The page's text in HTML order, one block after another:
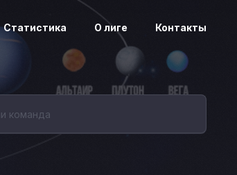
Статистика О лиге Контакты